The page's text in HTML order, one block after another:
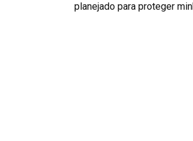
planejado para proteger